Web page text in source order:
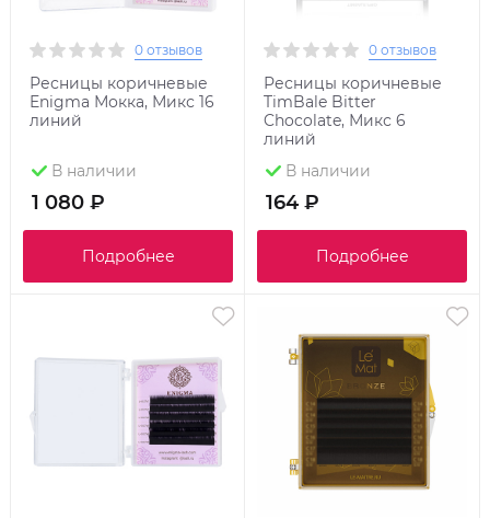
0 отзывов
Ресницы коричневые
Enigma Мокка, Микс 16
линий
В наличии
1 080 ₽
Подробнее
0 отзывов
Ресницы коричневые
TimBale Bitter
Chocolate, Микс 6
линий
В наличии
164 ₽
Подробнее